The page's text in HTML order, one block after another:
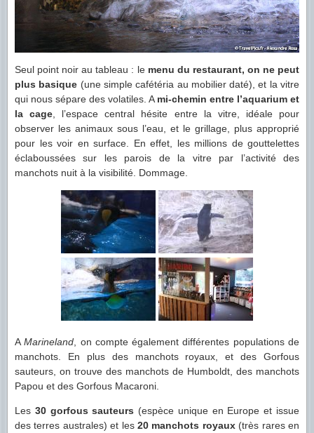
Seul point noir au tableau : le menu du restaurant, on ne peut
plus basique (une simple cafétéria au mobilier daté), et la vitre
qui nous sépare des volatiles. A mi-chemin entre l’aquarium et
la cage , l’espace central hésite entre la vitre, idéale pour
observer les animaux sous l’eau, et le grillage, plus approprié
pour les voir en surface. En effet, les millions de gouttelettes
éclaboussées sur les parois de la vitre par l’activité des
manchots nuit à la visibilité. Dommage.
AMarineland , on compte également différentes populations de
manchots. En plus des manchots royaux, et des Gorfous
sauteurs, on trouve des manchots de Humboldt, des manchots
Papou et des Gorfous Macaroni.
Les 30 gorfous sauteurs (espèce unique en Europe et issue
des terres australes) et les 20 manchots royaux (très rares en